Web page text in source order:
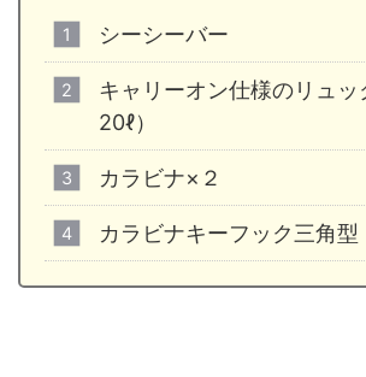
シーシーバー
キャリーオン仕様のリュッ
20ℓ）
カラビナ×２
カラビナキーフック三角型